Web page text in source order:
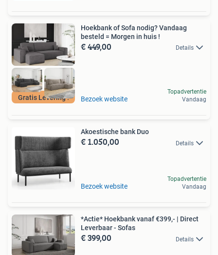
Gratis Levering !
Hoekbank of Sofa nodig? Vandaag
besteld = Morgen in huis !
€ 449,00 Details
Bezoek website
Topadvertentie
Vandaag
Akoestische bank Duo
€ 1.050,00 Details
Bezoek website
Topadvertentie
Vandaag
*Actie* Hoekbank vanaf €399,- | Direct
Leverbaar - Sofas
€ 399,00 Details